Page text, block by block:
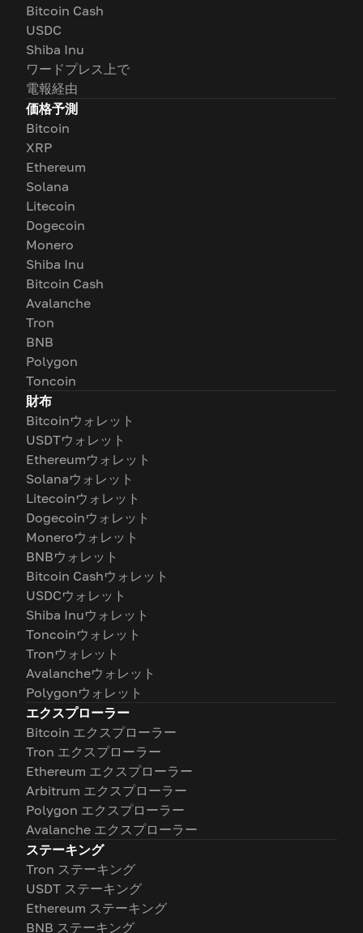
Bitcoin Cash
USDC
Shiba Inu
ワードプレス上で
電報経由
価格予測
Bitcoin
XRP
Ethereum
Solana
Litecoin
Dogecoin
Monero
Shiba Inu
Bitcoin Cash
Avalanche
Tron
BNB
Polygon
Toncoin
財布
Bitcoinウォレット
USDTウォレット
Ethereumウォレット
Solanaウォレット
Litecoinウォレット
Dogecoinウォレット
Moneroウォレット
BNBウォレット
Bitcoin Cashウォレット
USDCウォレット
Shiba Inuウォレット
Toncoinウォレット
Tronウォレット
Avalancheウォレット
Polygonウォレット
エクスプローラー
Bitcoin エクスプローラー
Tron エクスプローラー
Ethereum エクスプローラー
Arbitrum エクスプローラー
Polygon エクスプローラー
Avalanche エクスプローラー
ステーキング
Tron ステーキング
USDT ステーキング
Ethereum ステーキング
BNB ステーキング